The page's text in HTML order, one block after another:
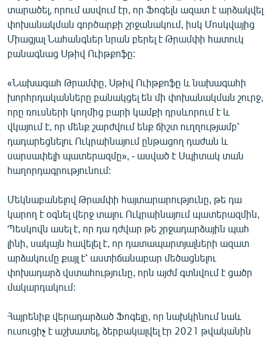
տարածել, որում ասվում էր, որ Ֆոգելն ազատ է արձակվել
փոխանակման գործարքի շրջանակում, իսկ Մոսկվայից
Միացյալ Նահանգներ նրան բերել է Թրամփի հատուկ
բանագնաց Սթիվ Ուիթքոֆը:
«Նախագահ Թրամփը, Սթիվ Ուիթքոֆը և նախագահի
խորհրդականները բանակցել են մի փոխանակման շուրջ,
որը ռուսների կողմից բարի կամքի դրսևորում է և
վկայում է, որ մենք շարժվում ենք ճիշտ ուղղությամբ՝
դադարեցնելու Ուկրաինայում ընթացող դաժան և
սարսափելի պատերազմը», - ասված է Սպիտակ տան
հաղորդագրությունում:
Մեկնաբանելով Թրամփի հայտարարությունը, թե դա
կարող է օգնել վերջ տալու Ուկրաինայում պատերազմին,
Պեսկովն ասել է, որ դա դժվար թե շրջադարձային պահ
լինի, սակայն հավելել է, որ դատապարտյալների ազատ
արձակումը քայլ է՝ աստիճանաբար մեծացնելու
փոխադարձ վստահությունը, որն այժմ գտնվում է ցածր
մակարդակում:
Հայրենիք վերադարձած Ֆոգելը, որ նախկինում նաև
ուսուցիչ է աշխատել, ձերբակալվել էր 2021 թվականին